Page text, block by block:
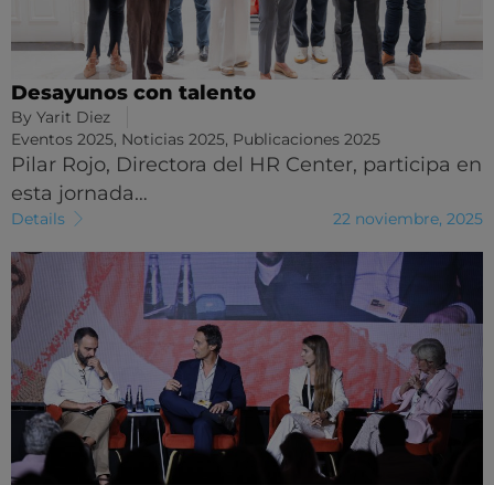
Desayunos con talento
By Yarit Diez
Eventos 2025, Noticias 2025, Publicaciones 2025
Pilar Rojo, Directora del HR Center, participa en
esta jornada…
Details 22 noviembre, 2025